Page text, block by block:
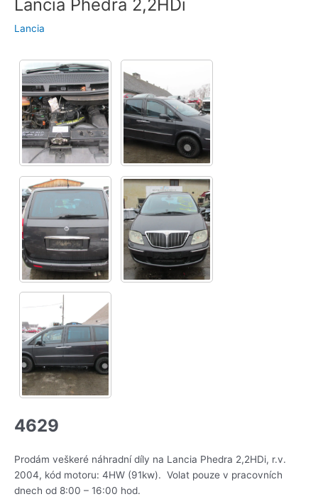
Lancia Phedra 2,2HDi
Lancia
4629
Prodám veškeré náhradní díly na Lancia Phedra 2,2HDi, r.v.
2004, kód motoru: 4HW (91kw). Volat pouze v pracovních
dnech od 8:00 – 16:00 hod.